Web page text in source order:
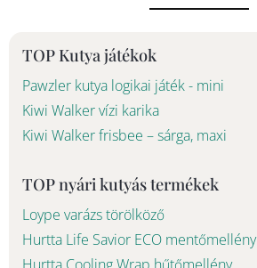
f
TOP Kutya játékok
Pawzler kutya logikai játék - mini
Kiwi Walker vízi karika
Kiwi Walker frisbee – sárga, maxi
TOP nyári kutyás termékek
Loype varázs törölköző
Hurtta Life Savior ECO mentőmellény
Hurtta Cooling Wrap hűtőmellény